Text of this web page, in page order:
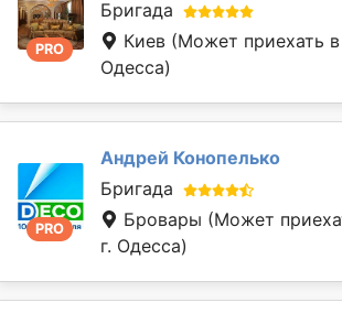
PRO
Бригада
Киев (Может приехать в
Одесса)
PRO
Андрей Конопелько
Бригада
Бровары (Может
г. Одесса)